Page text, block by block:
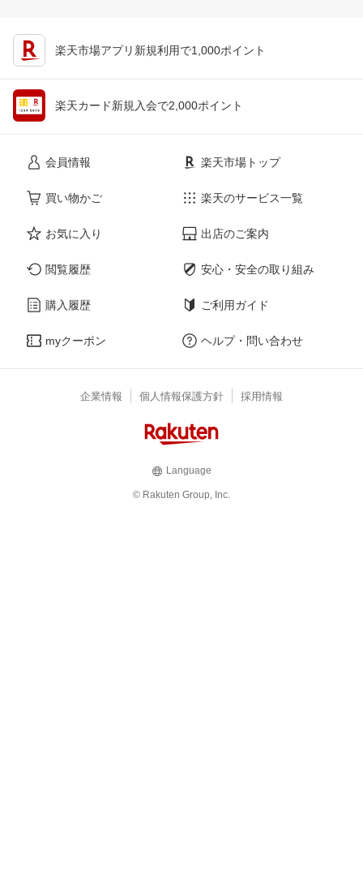
楽天市場アプリ新規利用で1,000ポイント
楽天カード新規入会で2,000ポイント
会員情報
買い物かご
お気に入り
閲覧履歴
購入履歴
myクーポン
楽天市場トップ
楽天のサービス一覧
出店のご案内
安心・安全の取り組み
ご利用ガイド
ヘルプ・問い合わせ
企業情報 個人情報保護方針 採用情報
Language
© Rakuten Group, Inc.